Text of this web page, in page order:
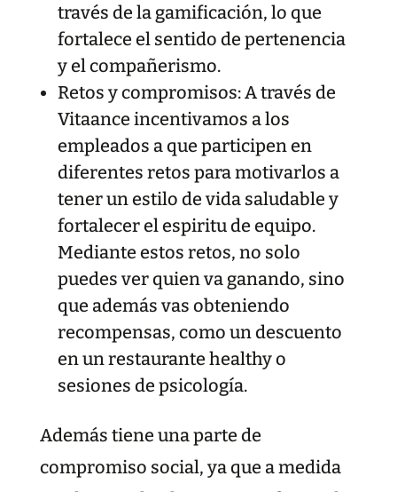
través de la gamificación, lo que
fortalece el sentido de pertenencia
y el compañerismo.
Retos y compromisos: A través de
Vitaance incentivamos a los
empleados a que participen en
diferentes retos para motivarlos a
tener un estilo de vida saludable y
fortalecer el espiritu de equipo.
Mediante estos retos, no solo
puedes ver quien va ganando, sino
que además vas obteniendo
recompensas, como un descuento
en un restaurante healthy o
sesiones de psicología.
Además tiene una parte de
compromiso social, ya que a medida